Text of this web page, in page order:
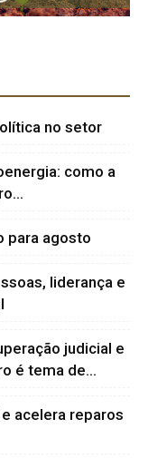
no setor
como a
para agosto
liderança e
judicial e
é tema de...
acelera reparos